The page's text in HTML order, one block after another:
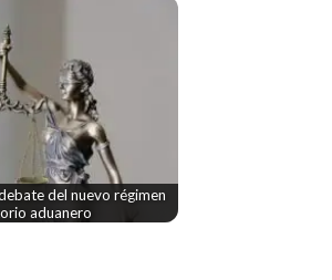
del nuevo régimen
aduanero